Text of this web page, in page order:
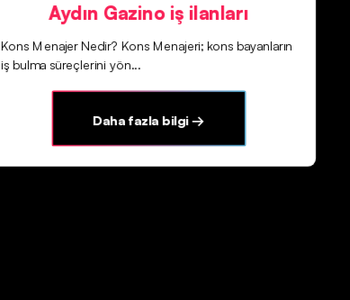
Aydın Gazino iş ilanları
Kons Menajer Nedir? Kons Menajeri; kons bayanların
iş bulma süreçlerini yön...
Daha fazla bilgi →